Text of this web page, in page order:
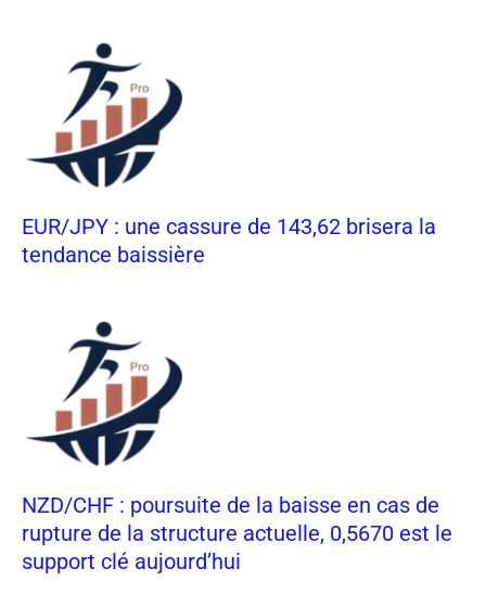
EUR/JPY : une cassure de 143,62 brisera la
tendance baissière
NZD/CHF : poursuite de la baisse en cas de
rupture de la structure actuelle, 0,5670 est le
support clé aujourd’hui